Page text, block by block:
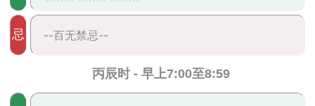
忌 --百无禁忌--
丙辰时 - 早上7:00至8:59